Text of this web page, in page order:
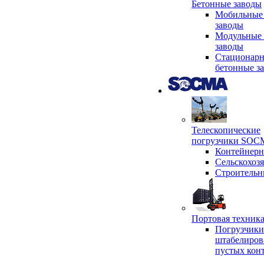
Бетонные заводы
Мобильные
заводы
Модульные
заводы
бетонные
Телескопические
погрузчики
Портовая
пустых